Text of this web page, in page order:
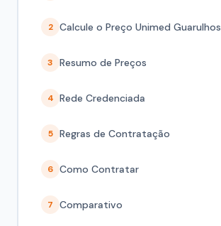
2 Calcule o Preço Unimed Guarulhos
3 Resumo de Preços
4 Rede Credenciada
5 Regras de Contratação
6 Como Contratar
7 Comparativo